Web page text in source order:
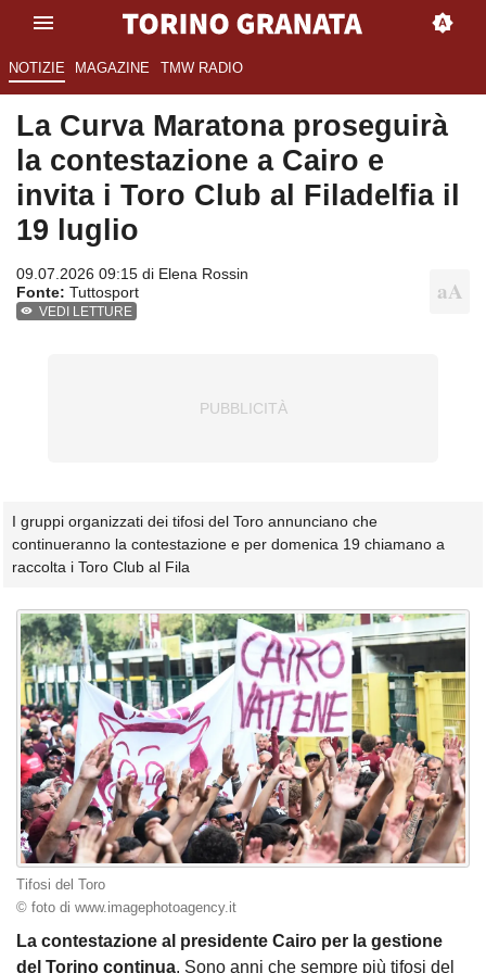
NOTIZIE MAGAZINE TMW RADIO
La Curva Maratona proseguirà
la contestazione a Cairo e
invita i Toro Club al Filadelfia il
19 luglio
09.07.2026 09:15 di Elena Rossin
Fonte: Tuttosport
VEDI LETTURE
I gruppi organizzati dei tifosi del Toro annunciano che
continueranno la contestazione e per domenica 19 chiamano a
raccolta i Toro Club al Fila
Tifosi del Toro
© foto di www.imagephotoagency.it
La contestazione al presidente Cairo per la gestione
del Torino continua. Sono anni che sempre più tifosi del